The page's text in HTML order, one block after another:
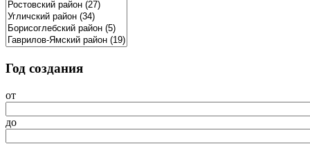
Год создания
от
до